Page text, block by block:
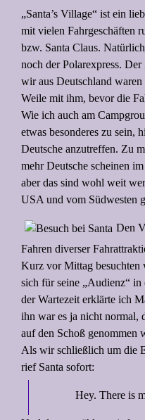
„Santa’s Village“ ist ein
mit vielen Fahrgeschäften
bzw. Santa Claus.
noch der Polarexpress.
wir aus Deutschland
Weile mit ihm, bevor die
Wie ich auch am
etwas besonderes zu sein,
Deutsche anzutreffen. Zu
mehr Deutsche scheinen
aber das sind wohl weit
USA und vom Südwesten
Den
Fahren diverser
Kurz vor Mittag besuchten
sich für seine „Audienz“
der Wartezeit erklärte ich
ihn war es ja nicht normal,
auf den Schoß genommen
Als wir schließlich um die
rief Santa sofort:
Hey. There is